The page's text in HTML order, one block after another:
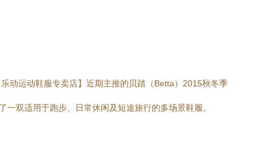
动运动鞋服专卖店】近期主推的贝踏（Betta）2015秋冬季
双适用于跑步、日常休闲及短途旅行的多场景鞋履。